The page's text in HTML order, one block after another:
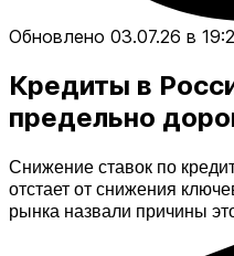
Обновлено 03.07.26 в
Кредиты в
предельно
Снижение ставок по
отстает от снижения
рынка назвали причины